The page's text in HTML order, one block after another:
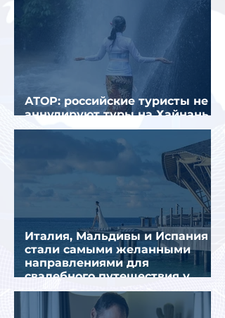
АТОР: российские туристы не
аннулируют туры на Хайнань
из-за тайфуна «Дельфин»
Италия, Мальдивы и Испания
стали самыми желанными
направлениями для
свадебного путешествия у
россиян